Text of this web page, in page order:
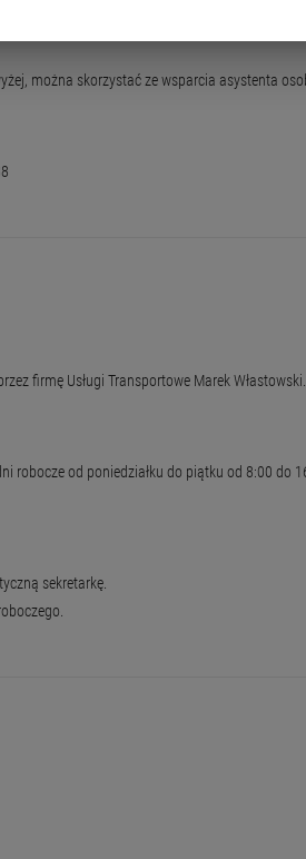
można skorzystać ze wsparcia asystenta
firmę Usługi Transportowe Marek Włastowski.
robocze od poniedziałku do piątku od 8:00 do
sekretarkę.